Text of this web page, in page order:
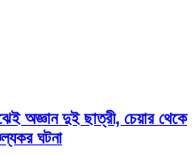
অজ্ঞান দুই ছাত্রী, চেয়ার থেকে
ঘটনা